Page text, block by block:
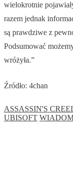
wielokrotnie
razem jednak
są prawdziwe z
Podsumować
wróżyła.”
Źródło: 4chan
ASSASSIN'S
UBISOFT